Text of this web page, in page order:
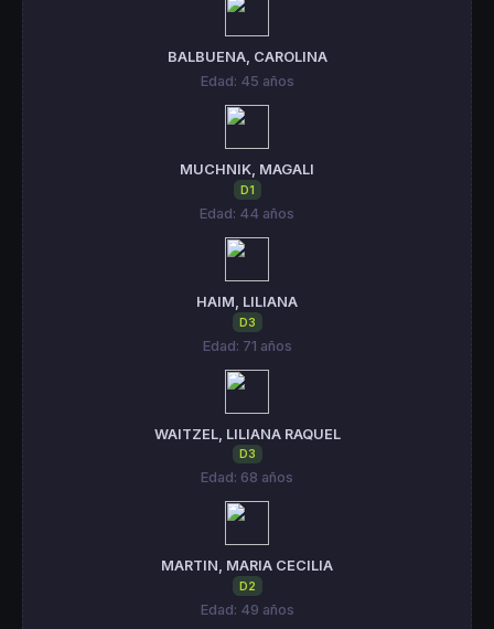
BALBUENA, CAROLINA
Edad: 45 años
MUCHNIK, MAGALI
D1
Edad: 44 años
HAIM, LILIANA
D3
Edad: 71 años
WAITZEL, LILIANA RAQUEL
D3
Edad: 68 años
MARTIN, MARIA CECILIA
D2
Edad: 49 años